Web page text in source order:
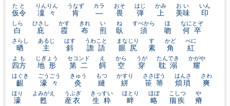
仮令
たと
凜々
りんりん
肯
うなず
—
カラ
畏
おそ
弾
はじ
上
かみ
美味
おい
印
いん
白
しら
庇
ひさし
霞
かす
布
きれ
煎
い
臥
ね
須
すべから
吻
ほ
何卒
なにとぞ
晒
さらし
主
あるじ
斜
はす
譫語
うわこと
眼尻
まなじり
素
す
角
かど
紅
べに
四方
よも
地形
じぎょう
第二
セコンド
餌
え
空
から
穿
うが
耽溺
たんでき
耀
かがや
齦
はぐき
濠々
ごうごう
灸
きゅう
縺
もつ
絣
かすり
笹箒
ささぼう
煩瑣
はんさ
爽
さわ
濠
ほり
甦
よみがえ
産衣
うぶぎ
生粋
きっすい
畔
ほとり
略
ほぼ
痼疾
こしつ
瘠
や